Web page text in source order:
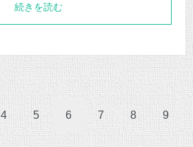
続きを読む
4 5 6 7 8 9